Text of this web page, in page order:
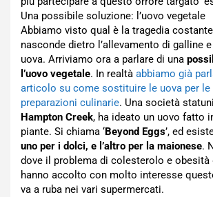
Una possibile soluzione: l’uovo vegetale
Abbiamo visto qual è la tragedia
nasconde dietro l’allevamento di galline
uova. Arriviamo ora a parlare di una
l’uovo vegetale. In realtà abbiamo già
articolo su come sostituire le uova per le
preparazioni culinarie. Una società
Hampton Creek, ha ideato un uovo fatto
piante. Si chiama ‘Beyond Eggs’, ed
uno per i dolci, e l’altro per la maionese.
dove il problema di colesterolo e obesità
hanno accolto con molto interesse
va a ruba nei vari supermercati.